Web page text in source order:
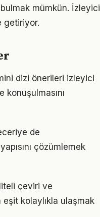
mümkün. İzleyici
getiriyor.
dizi önerileri izleyici
konuşulmasını
de
çözümlemek
çeviri ve
kolaylıkla ulaşmak